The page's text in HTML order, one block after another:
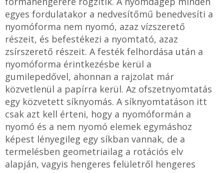
egyes fordulatakor a nedvesítőmű benedvesíti a
nyomóforma nem nyomó, azaz vízszerető
részeit, és befestékezi a nyomtató, azaz
zsírszerető részeit. A festék felhordása után a
nyomóforma érintkezésbe kerül a
gumilepedővel, ahonnan a rajzolat már
közvetlenül a papírra kerül. Az ofszetnyomtatás
egy közvetett síknyomás. A síknyomtatáson itt
csak azt kell érteni, hogy a nyomóformán a
nyomó és a nem nyomó elemek egymáshoz
képest lényegileg egy síkban vannak, de a
termelésben geometriailag a rotációs elv
alapján, vagyis hengeres felületről hengeres